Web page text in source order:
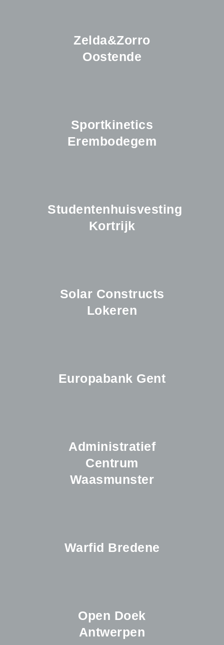
Zelda&Zorro
Oostende
Sportkinetics
Erembodegem
Studentenhuisvesting
Kortrijk
Solar Constructs
Lokeren
Europabank Gent
Administratief
Centrum
Waasmunster
Warfid Bredene
Open Doek
Antwerpen